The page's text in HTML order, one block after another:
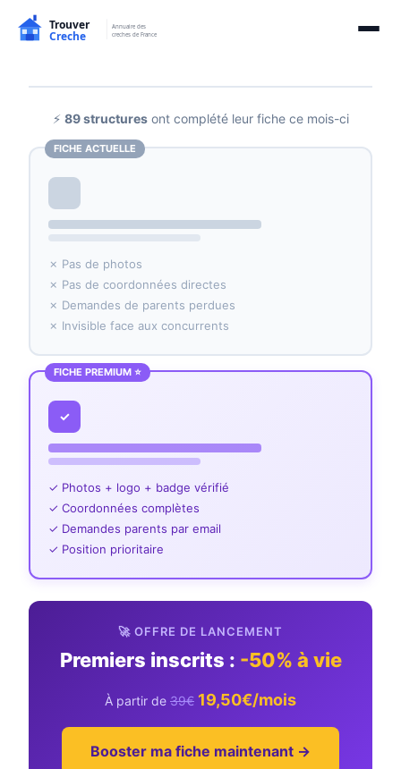
⚡ 89 structuresont complété leur fiche ce mois-ci
FICHE ACTUELLE
✗ Pas de photos
✗ Pas de coordonnées directes
✗ Demandes de parents perdues
✗ Invisible face aux concurrents
FICHE PREMIUM ⭐
✓
✓ Photos + logo + badge vérifié
✓ Coordonnées complètes
✓ Demandes parents par email
✓ Position prioritaire
🚀 OFFRE DE LANCEMENT
Premiers inscrits : -50% à vie
À partir de 39€ 19,50€/mois
Booster ma fiche maintenant →